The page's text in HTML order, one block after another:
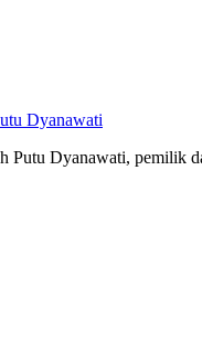
Dyanawati
Putu Dyanawati, pemilik